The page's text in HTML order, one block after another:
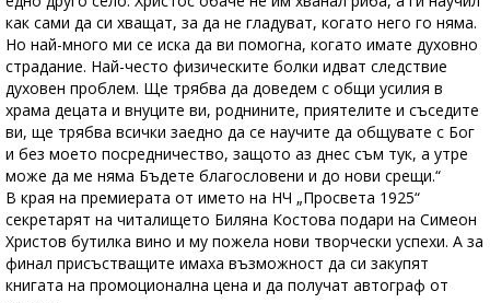
как сами да си хващат, за да не гладуват, когато него го няма.
Но най-много ми се иска да ви помогна, когато имате духовно
страдание. Най-често физическите болки идват следствие
духовен проблем. Ще трябва да доведем с общи усилия в
храма децата и внуците ви, роднините, приятелите и съседите
ви, ще трябва всички заедно да се научите да общувате с Бог
и без моето посредничество, защото аз днес съм тук, а утре
може да ме няма Бъдете благословени и до нови срещи.“
В края на премиерата от името на НЧ „Просвета 1925“
секретарят на читалището Биляна Костова подари на Симеон
Христов бутилка вино и му пожела нови творчески успехи. А за
финал присъстващите имаха възможност да си закупят
книгата на промоционална цена и да получат автограф от